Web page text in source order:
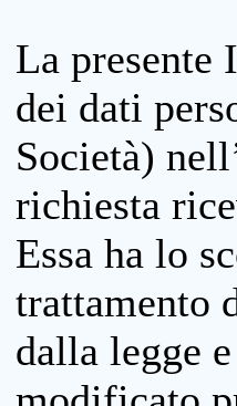
La presente
dei dati
Società)
richiesta
Essa ha lo
trattamento
dalla legge